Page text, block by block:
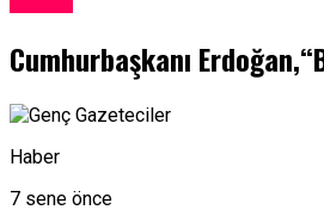
Cumhurbaşkanı
Haber
7 sene önce